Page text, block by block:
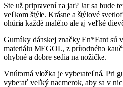
Ste už pripravení na jar? Jar sa bude
veľkom štýle. Krásne a štýlové
ohúria každé malého ale aj veľké
Gumáky dánskej značky En*Fant sú
materiálu MEGOL, z prírodného
ohybné a dobre sedia na nožičke.
Vnútorná vložka je vyberateľná. Pri
vyberať veľký nadmerok, aby sa v